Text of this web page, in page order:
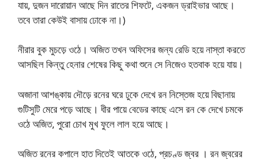
যায়, দুজন দারোয়ান আছে দিন রাতের শিফটে, একজন ড্রাইভার আছে।
তবে তারা কেউই বাসায় ঢোকে না।)
নীরার বুক মুচড়ে ওঠে। অজিত তখন অফিসের জন্য রেডি হয়ে নাস্তা করতে
আসছিল কিন্তু হেনার শেষের কিছু কথা শুনে সে নিজেও হতবাক হয়ে যায়।
অজানা আশঙ্কায় দৌড়ে রনের ঘরে ঢুকে দেখে রন নিস্তেজ হয়ে বিছানায়
গুটিসুটি মেরে পড়ে আছে। ধীর পায়ে বেডের কাছে এসে রন কে দেখে চমকে
ওঠে অজিত, পুরো চোখ মুখ ফুলে লাল হয়ে আছে।
অজিত রনের কপালে হাত দিতেই আতকে ওঠে, প্রচণ্ড জ্বর । রন জ্বরের